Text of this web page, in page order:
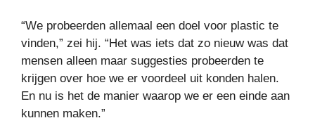
“We probeerden allemaal een doel voor plastic te
vinden,” zei hij. “Het was iets dat zo nieuw was dat
mensen alleen maar suggesties probeerden te
krijgen over hoe we er voordeel uit konden halen.
En nu is het de manier waarop we er een einde aan
kunnen maken.”